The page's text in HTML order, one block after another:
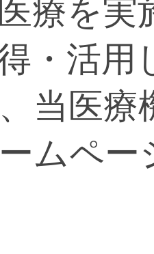
療を実
・活用
当医
ムペ